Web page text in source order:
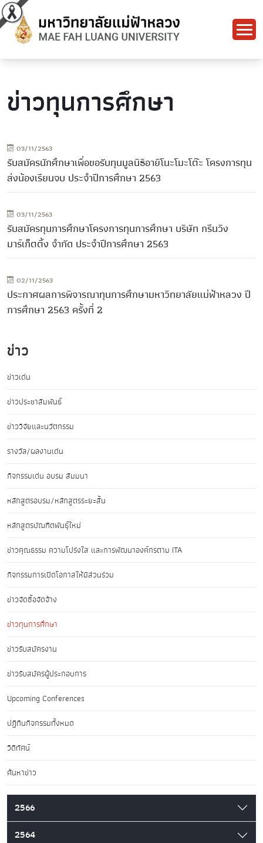
ข่าวทุนการศึกษา
03/11/2563
รับสมัครนักศึกษาเพื่อขอรับทุนมูลนิธิอายิโนะโมะโต๊ะ โครงการทุน
ส่งน้องเรียนจบ ประจำปีการศึกษา 2563
03/11/2563
รับสมัครทุนการศึกษาโครงการทุนการศึกษา บริษัท กรีนวิง
มาร์เก็ตติ้ง จำกัด ประจำปีการศึกษา 2563
02/11/2563
ประกาศผลการพิจารณาทุนการศึกษามหาวิทยาลัยแม่ฟ้าหลวง ปี
การศึกษา 2563 ครั้งที่ 2
ข่าว
ข่าวเด่น
ข่าวประชาสัมพันธ์
ข่าววิจัยและนวัตกรรม
รางวัล/ผลงานเด่น
กิจกรรมเด่น อบรม สัมมนา
หลักสูตรอบรม/หลักสูตรระยะสั้น
หลักสูตรบัณฑิตพันธุ์ใหม่
ข่าวคุณธรรม ความโปร่งใส และการพัฒนาองค์กรตาม ITA
กิจกรรมการเปิดโอกาสให้มีส่วนร่วม
ข่าวจัดซื้อจัดจ้าง
ข่าวทุนการศึกษา
ข่าวรับสมัครงาน
ข่าวรับสมัครผู้ประกอบการ
Upcoming Conferences
ปฏิทินกิจกรรมทั้งหมด
วิดีทัศน์
ค้นหาข่าว
2566
2564